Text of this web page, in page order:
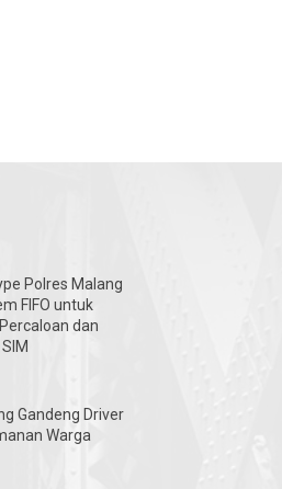
Polres Malang
FIFO untuk
dan
Gandeng Driver
Warga